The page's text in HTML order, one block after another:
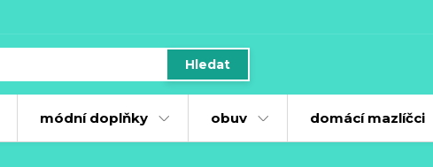
Hledat
módní doplňky obuv domácí mazlíčci